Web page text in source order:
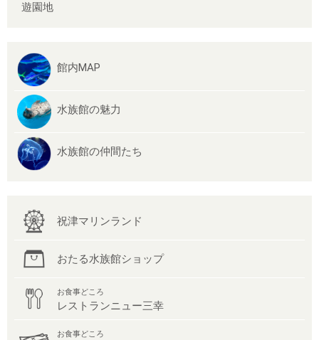
遊園地
館内MAP
水族館の魅力
水族館の仲間たち
祝津マリンランド
おたる水族館ショップ
お食事どころ
レストランニュー三幸
お食事どころ